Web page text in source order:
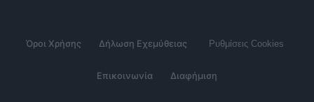
Όροι Χρήσης Δήλωση Εχεμύθειας Ρυθμίσεις Cookies
Επικοινωνία Διαφήμιση